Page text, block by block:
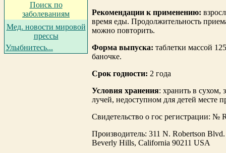
Поиск по
заболеваниям
Мед. новости мировой
прессы
Улыбнитесь...
Рекомендации к применению:
время еды. Продолжительность
можно повторить.
Форма выпуска: таблетки массой
баночке.
Срок годности: 2 года
Условия хранения: хранить в
лучей, недоступном для детей месте
Свидетельство о гос регистрации: №
Производитель: 311 N. Robertson
Beverly Hills, California 90211 USA